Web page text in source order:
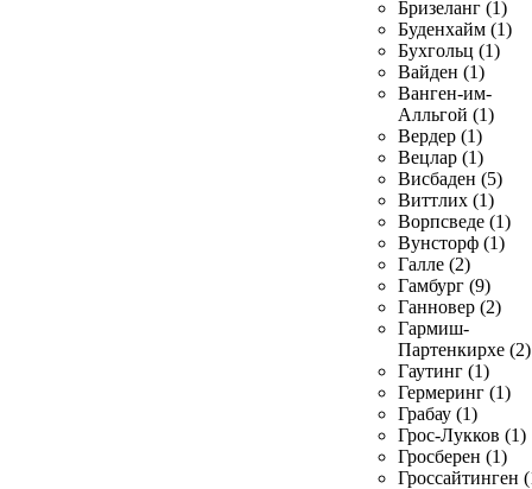
Бризеланг (1)
Буденхайм (1)
Бухгольц (1)
Вайден (1)
Ванген-им-
Алльгой (1)
Вердер (1)
Вецлар (1)
Висбаден (5)
Виттлих (1)
Ворпсведе (1)
Вунсторф (1)
Галле (2)
Гамбург (9)
Ганновер (2)
Гармиш-
Партенкирхе (2)
Гаутинг (1)
Гермеринг (1)
Грабау (1)
Грос-Лукков (1)
Гросберен (1)
Гроссайтинген